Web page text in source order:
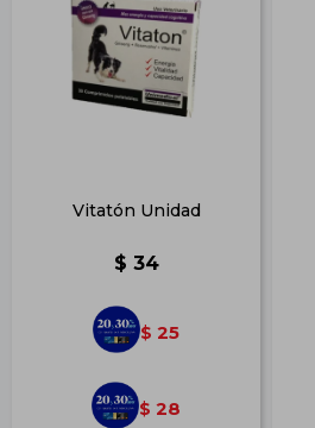
Vitatón Unidad
$ 34
$ 25
$ 28